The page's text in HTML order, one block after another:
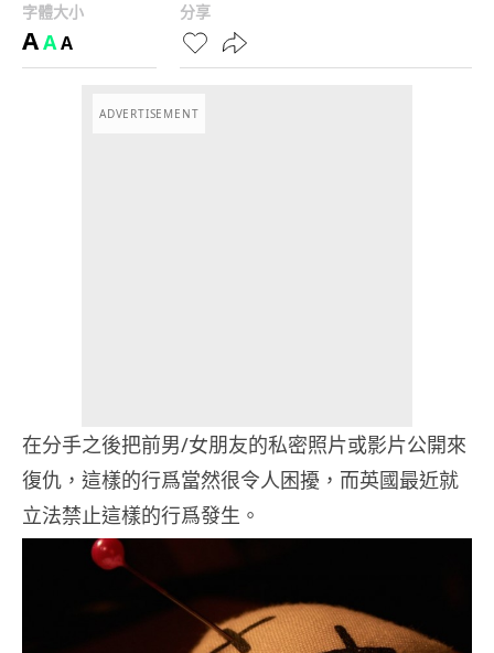
字體大小
AAA
分享
ADVERTISEMENT
在分手之後把前男/女朋友的私密照片或影片公開來
復仇，這樣的行爲當然很令人困擾，而英國最近就
立法禁止這樣的行爲發生。